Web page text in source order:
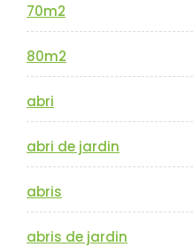
70m2
80m2
abri
abri de jardin
abris
abris de jardin